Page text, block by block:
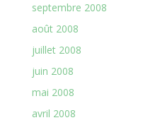
septembre 2008
août 2008
juillet 2008
juin 2008
mai 2008
avril 2008